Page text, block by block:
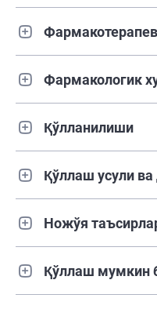
Фармакологик
Қўлланилиши
Қўллаш усули
Ножўя
Қўллаш мумкин